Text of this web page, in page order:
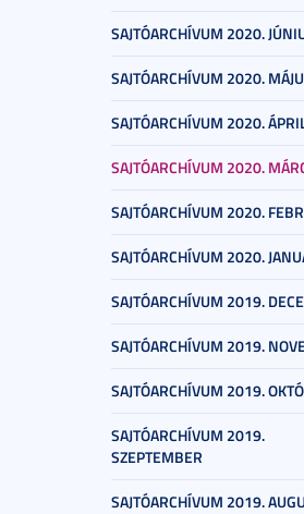
SAJTÓARCHÍVUM 2020.
SAJTÓARCHÍVUM 2020.
SAJTÓARCHÍVUM 2020.
SAJTÓARCHÍVUM 2020.
SAJTÓARCHÍVUM 2020.
SAJTÓARCHÍVUM 2020.
SAJTÓARCHÍVUM 2019.
SAJTÓARCHÍVUM 2019.
SAJTÓARCHÍVUM 2019.
SAJTÓARCHÍVUM 2019.
SZEPTEMBER
SAJTÓARCHÍVUM 2019.